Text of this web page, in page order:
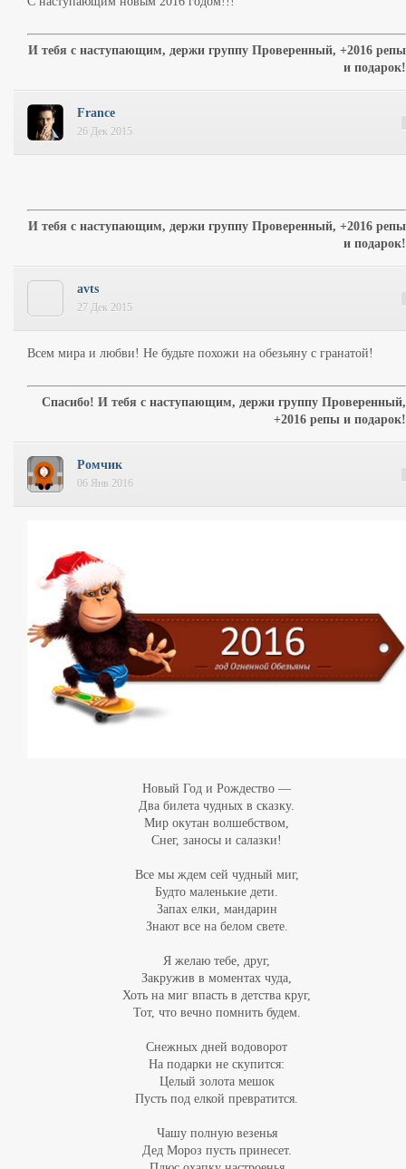
И тебя с наступающим, держи группу Проверенный, +2016 репы
и подарок!
France
26 Дек 2015
И тебя с наступающим, держи группу Проверенный, +2016 репы
и подарок!
avts
27 Дек 2015
Всем мира и любви! Не будьте похожи на обезьяну с гранатой!
Спасибо! И тебя с наступающим, держи группу Проверенный,
+2016 репы и подарок!
Ромчик
06 Янв 2016
Новый Год и Рождество —
Два билета чудных в сказку.
Мир окутан волшебством,
Снег, заносы и салазки!
Все мы ждем сей чудный миг,
Будто маленькие дети.
Запах елки, мандарин
Знают все на белом свете.
Я желаю тебе, друг,
Закружив в моментах чуда,
Хоть на миг впасть в детства круг,
Тот, что вечно помнить будем.
Снежных дней водоворот
На подарки не скупится:
Целый золота мешок
Пусть под елкой превратится.
Чашу полную везенья
Дед Мороз пусть принесет.